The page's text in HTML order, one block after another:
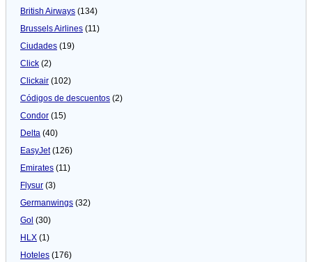
British Airways (134)
Brussels Airlines (11)
Ciudades (19)
Click (2)
Clickair (102)
Códigos de descuentos (2)
Condor (15)
Delta (40)
EasyJet(126)
Emirates (11)
Flysur (3)
Germanwings (32)
Gol (30)
HLX (1)
Hoteles (176)